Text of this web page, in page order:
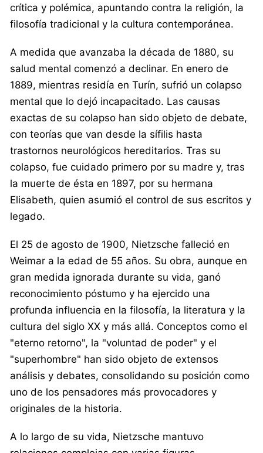
crítica y polémica, apuntando contra la religión, la
filosofía tradicional y la cultura contemporánea.
A medida que avanzaba la década de 1880, su
salud mental comenzó a declinar. En enero de
1889, mientras residía en Turín, sufrió un colapso
mental que lo dejó incapacitado. Las causas
exactas de su colapso han sido objeto de debate,
con teorías que van desde la sífilis hasta
trastornos neurológicos hereditarios. Tras su
colapso, fue cuidado primero por su madre y, tras
la muerte de ésta en 1897, por su hermana
Elisabeth, quien asumió el control de sus escritos y
legado.
El 25 de agosto de 1900, Nietzsche falleció en
Weimar a la edad de 55 años. Su obra, aunque en
gran medida ignorada durante su vida, ganó
reconocimiento póstumo y ha ejercido una
profunda influencia en la filosofía, la literatura y la
cultura del siglo XX y más allá. Conceptos como el
"eterno retorno", la "voluntad de poder" y el
"superhombre" han sido objeto de extensos
análisis y debates, consolidando su posición como
uno de los pensadores más provocadores y
originales de la historia.
A lo largo de su vida, Nietzsche mantuvo